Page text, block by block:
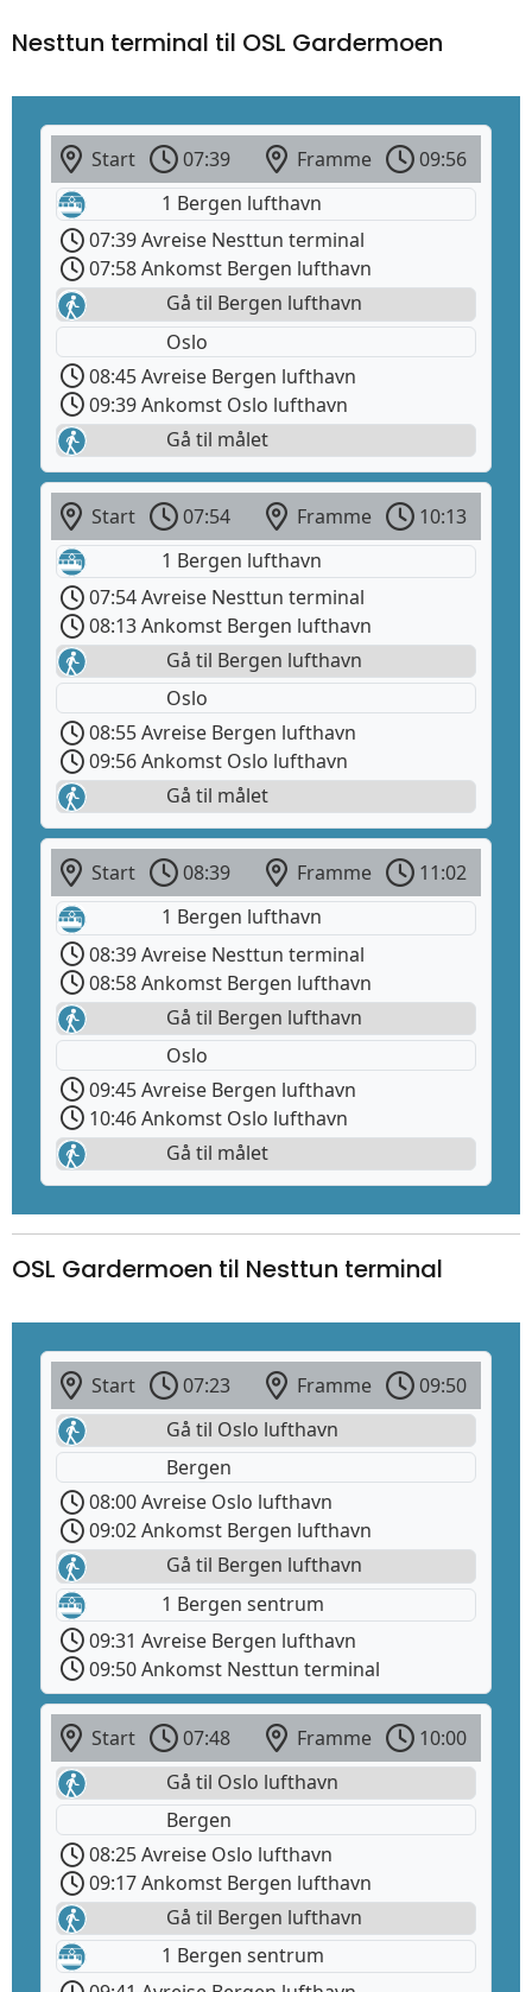
Nesttun terminal til OSL Gardermoen
Start 07:39 Framme
09:56
1 Bergen lufthavn
07:39 Avreise Nesttun terminal
07:58 Ankomst Bergen lufthavn
Gå til Bergen lufthavn
Oslo
08:45 Avreise Bergen lufthavn
09:39 Ankomst Oslo lufthavn
Gå til målet
Start 07:54 Framme
10:13
1 Bergen lufthavn
07:54 Avreise Nesttun terminal
08:13 Ankomst Bergen lufthavn
Gå til Bergen lufthavn
Oslo
08:55 Avreise Bergen lufthavn
09:56 Ankomst Oslo lufthavn
Gå til målet
Start 08:39 Framme
11:02
1 Bergen lufthavn
08:39 Avreise Nesttun terminal
08:58 Ankomst Bergen lufthavn
Gå til Bergen lufthavn
Oslo
09:45 Avreise Bergen lufthavn
10:46 Ankomst Oslo lufthavn
Gå til målet
OSL Gardermoen til Nesttun terminal
Start 07:23 Framme
09:50
Gå til Oslo lufthavn
Bergen
08:00 Avreise Oslo lufthavn
09:02 Ankomst Bergen lufthavn
Gå til Bergen lufthavn
1 Bergen sentrum
09:31 Avreise Bergen lufthavn
09:50 Ankomst Nesttun terminal
Start 07:48 Framme
10:00
Gå til Oslo lufthavn
Bergen
08:25 Avreise Oslo lufthavn
09:17 Ankomst Bergen lufthavn
Gå til Bergen lufthavn
1 Bergen sentrum